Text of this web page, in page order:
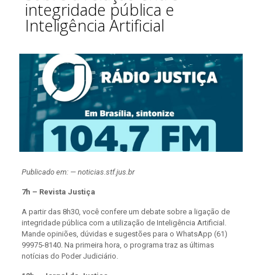
integridade pública e
Inteligência Artificial
Publicado em: — noticias.stf.jus.br
7h – Revista Justiça
A partir das 8h30, você confere um debate sobre a ligação de
integridade pública com a utilização de Inteligência Artificial.
Mande opiniões, dúvidas e sugestões para o WhatsApp (61)
99975-8140. Na primeira hora, o programa traz as últimas
notícias do Poder Judiciário.